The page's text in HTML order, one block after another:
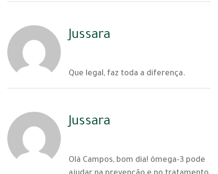
Jussara
Que legal, faz toda a diferença.
Jussara
Olá Campos, bom dia! ômega-3 pode